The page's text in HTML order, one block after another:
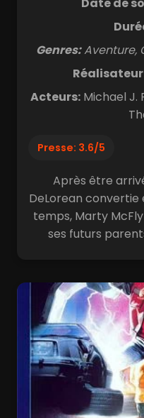
Date de
Genres:Aventure,
Acteurs:Michael J.
Presse: 3.6/5
Après être
DeLorean
temps, Marty
ses futurs